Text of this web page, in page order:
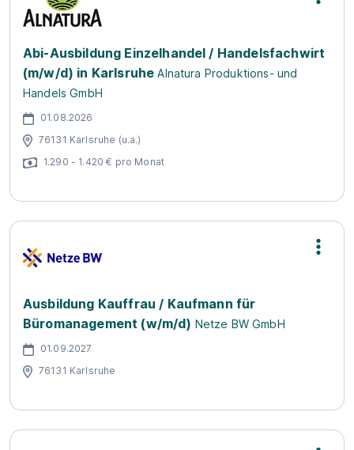
Abi-Ausbildung Einzelhandel / Handelsfachwirt
(m/w/d) in Karlsruhe Alnatura Produktions- und
Handels GmbH
01.08.2026
76131 Karlsruhe (u.a.)
1.290 - 1.420 € pro Monat
Ausbildung Kauffrau / Kaufmann für
Büromanagement (w/m/d) Netze BW GmbH
01.09.2027
76131 Karlsruhe